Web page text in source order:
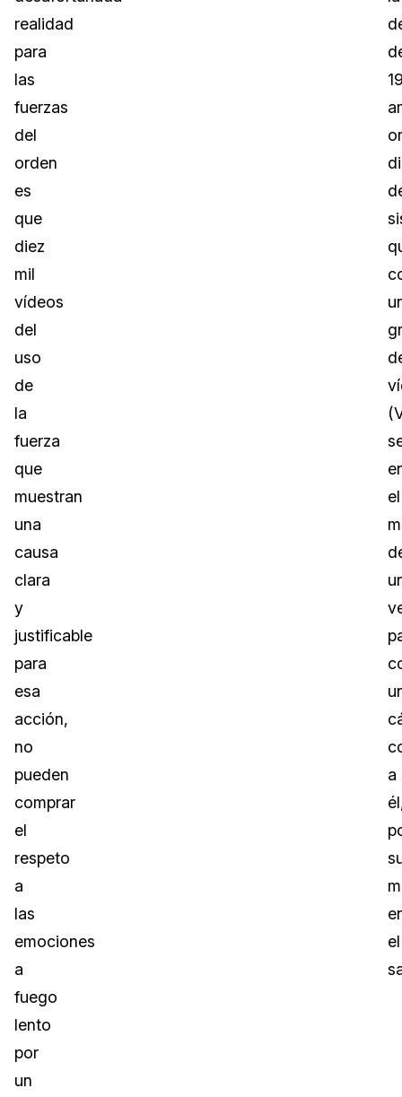
realidad
para
las
fuerzas
del
orden
es
que
diez
mil
vídeos
del
uso
de
la
fuerza
que
muestran
una
causa
clara
y
justificable
para
esa
acción,
no
pueden
comprar
el
respeto
a
las
emociones
a
fuego
lento
por
un
el
a
el